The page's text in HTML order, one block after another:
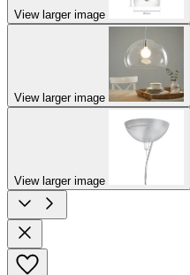
View larger image
View larger image
View larger image